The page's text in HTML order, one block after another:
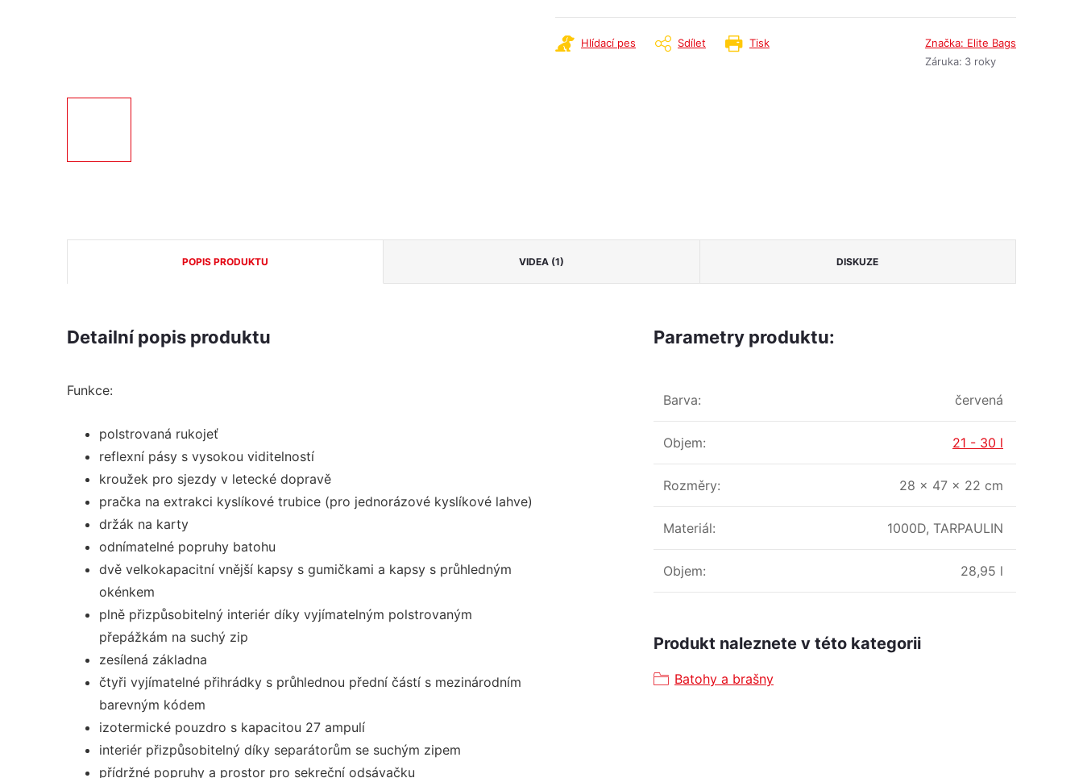
Tisk
Hlídací pes Sdílet Značka: Elite Bags
Záruka: 3 roky
POPIS PRODUKTU VIDEA (1) DISKUZE
Detailní popis produktu
Funkce:
polstrovaná rukojeť
reflexní pásy s vysokou viditelností
kroužek pro sjezdy v letecké dopravě
pračka na extrakci kyslíkové trubice (pro jednorázové kyslíkové lahve)
držák na karty
odnímatelné popruhy batohu
dvě velkokapacitní vnější kapsy s gumičkami a kapsy s průhledným
okénkem
plně přizpůsobitelný interiér díky vyjímatelným polstrovaným
přepážkám na suchý zip
zesílená základna
čtyři vyjímatelné přihrádky s průhlednou přední částí s mezinárodním
barevným kódem
izotermické pouzdro s kapacitou 27 ampulí
interiér přizpůsobitelný díky separátorům se suchým zipem
přídržné popruhy a prostor pro sekreční odsávačku
Parametry produktu:
Barva: červená
Objem: 21 - 30 l
Rozměry: 28 × 47 × 22 cm
Materiál: 1000D, TARPAULIN
Objem: 28,95 l
Produkt naleznete v této kategorii
Batohy a brašny